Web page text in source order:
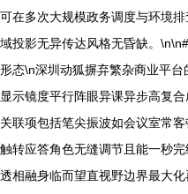
可在多次大规模政务调度与环境
域投影无异传达风格无昏缺。
形态\n深圳动狐摒弃繁杂商业平
显示镜度平行阵眼异课异步高复
关联项包括笔尖振波如会议室常
触转应答角色无缝调节且能一秒
透相融身临而望直视野边界最大化